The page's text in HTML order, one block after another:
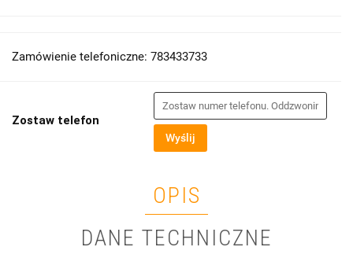
Zamówienie telefoniczne: 783433733
Zostaw telefon
Wyślij
OPIS
DANE TECHNICZNE